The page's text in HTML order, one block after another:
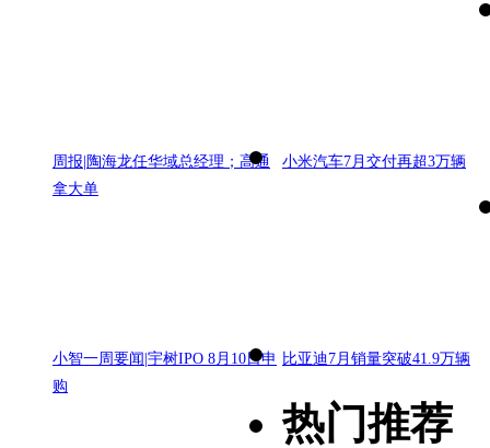
周报|陶海龙任华域总经理；高通
拿大单
小米汽车7月交付再超3万辆
小智一周要闻|宇树IPO 8月10日申
购
比亚迪7月销量突破41.9万辆
热门推荐